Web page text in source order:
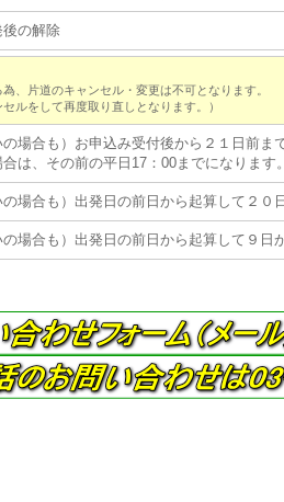
の解除
、片道のキャンセル・変更は不可となります。
ルをして再度取り直しとなります。）
の場合も）お申込み受付後から２１日前ま
は、その前の平日17：00までになります
の場合も）出発日の前日から起算して２０
の場合も）出発日の前日から起算して９日